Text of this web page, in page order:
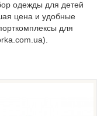
одежды для детей
цена и удобные
для